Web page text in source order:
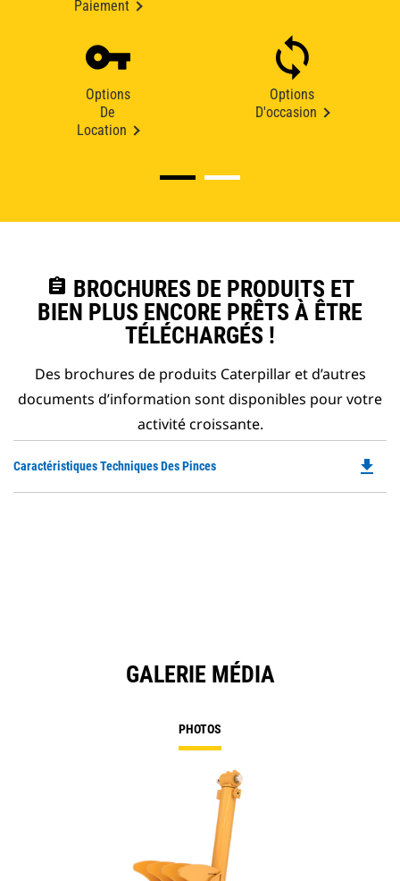
Paiement
Options
De
Location
Options
D'occasion
assignment BROCHURES DE PRODUITS ET
BIEN PLUS ENCORE PRÊTS À ÊTRE
TÉLÉCHARGÉS !
Des brochures de produits Caterpillar et d’autres
documents d’information sont disponibles pour votre
activité croissante.
Caractéristiques Techniques Des Pinces file_download
GALERIE MÉDIA
PHOTOS